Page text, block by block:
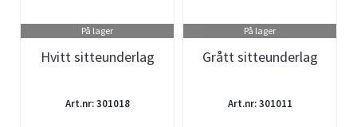
På lager
Hvitt sitteunderlag
Art.nr: 301018
På lager
Grått sitteunderlag
Art.nr: 301011